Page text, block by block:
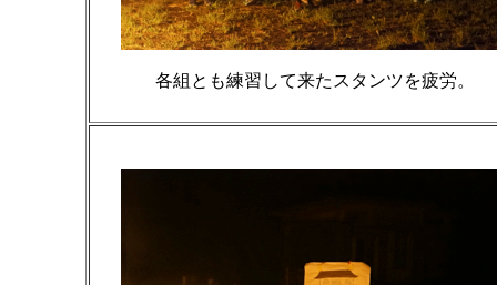
各組とも練習して来たスタンツを疲労。